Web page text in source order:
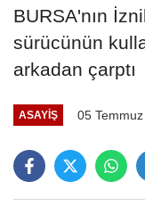
BURSA'nın
sürücünün
arkadan çarptı
ASAYIŞ 05